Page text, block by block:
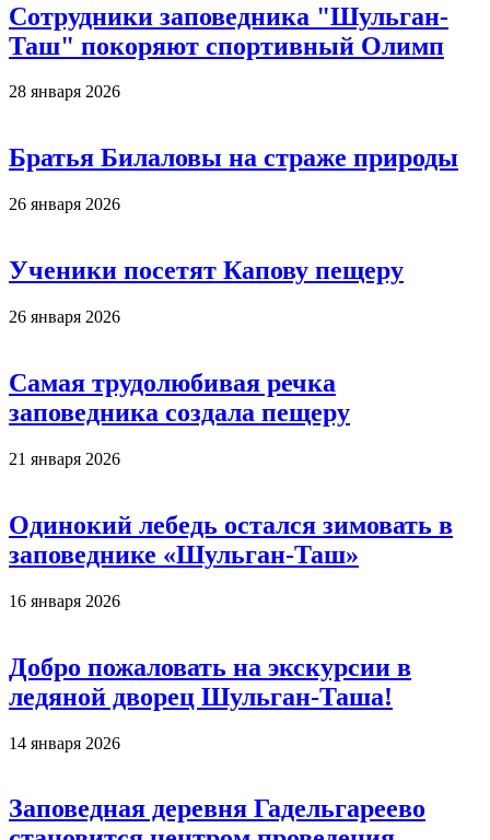
Сотрудники заповедника "Шульган-
Таш" покоряют спортивный Олимп
28 января 2026
Братья Билаловы на страже природы
26 января 2026
Ученики посетят Капову пещеру
26 января 2026
Самая трудолюбивая речка
заповедника создала пещеру
21 января 2026
Одинокий лебедь остался зимовать в
заповеднике «Шульган-Таш»
16 января 2026
Добро пожаловать на экскурсии в
ледяной дворец Шульган-Таша!
14 января 2026
Заповедная деревня Гадельгареево